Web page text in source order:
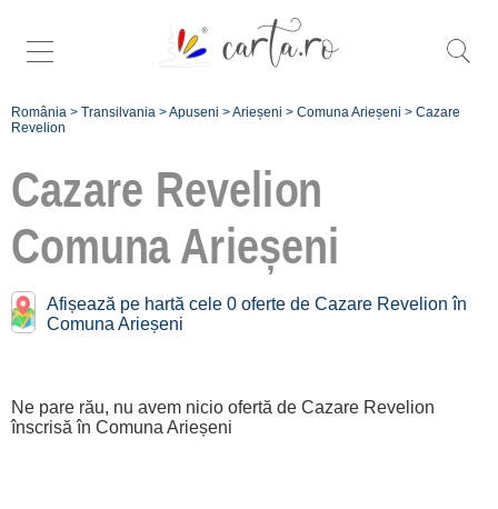
România > Transilvania >Apuseni >Arieșeni > Comuna Arieșeni > Cazare
Revelion
Cazare Revelion
Comuna Arieșeni
Afișează pe hartă cele 0 oferte de Cazare Revelion în
Comuna Arieșeni
Ne pare rău, nu avem nicio ofertă de Cazare Revelion
înscrisă în Comuna Arieșeni
unitate de cazare
contact